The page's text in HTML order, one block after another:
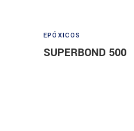
EPÓXICOS
SUPERBOND 500